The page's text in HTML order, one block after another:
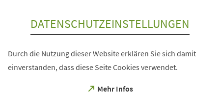
DATENSCHUTZEINSTELLUNGEN
Durch die Nutzung dieser Website erklären Sie sich damit
einverstanden, dass diese Seite Cookies verwendet.
Mehr Infos
(Öffnet